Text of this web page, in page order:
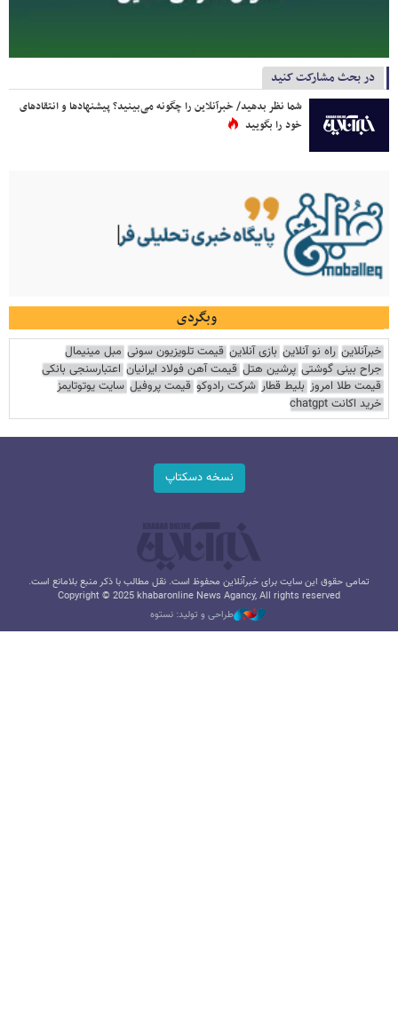
در بحث مشارکت کنید
شما نظر بدهید/ خبرآنلاین را چگونه می‌بینید؟ پیشنهادها و انتقادهای
خود را بگویید
وبگردی
خبرآنلاین راه نو آنلاین بازی آنلاین قیمت تلویزیون سونی مبل مینیمال
جراح بینی گوشتی پرشین هتل قیمت آهن فولاد ایرانیان اعتبارسنجی بانکی
قیمت طلا امروز بلیط قطار شرکت رادوکو قیمت پروفیل سایت یوتوتایمز
خرید اکانت chatgpt
نسخه دسکتاپ
تمامی حقوق این سایت برای خبرآنلاین محفوظ است. نقل مطالب با ذکر منبع بلامانع است.
Copyright © 2025 khabaronline News Agancy, All rights reserved
طراحی و تولید: نستوه